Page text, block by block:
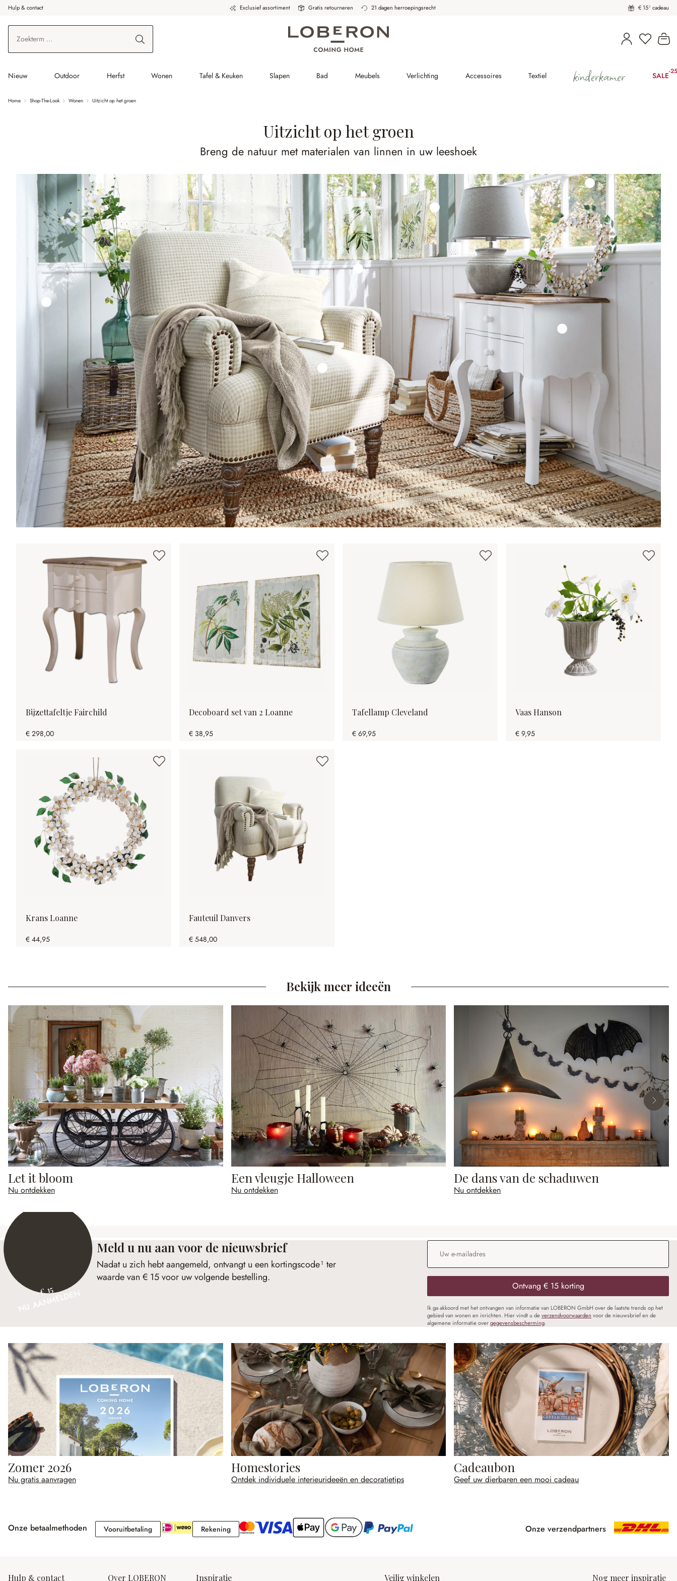
de hoofdinhoud
Ga naar zoeken
Ga naar de hoofdnavigatie
Hulp & contact Exclusief assortiment Gratis retourneren 21 dagen herroepingsrecht € 15¹ cadeau
U heeft
Nieuw Outdoor Herfst Wonen Tafel & Keuken Slapen Bad Meubels Verlichting Accessoires Textiel kinderkamer SALE-
Home Shop-The-Look Wonen Uitzicht op het groen
Uitzicht op het groen
Breng de natuur met materialen van linnen in uw leeshoek
Bijzettafeltje Fairchild
€ 298,00
Decoboard set van 2 Loanne
€ 38,95
Tafellamp Cleveland
€ 69,95
Vaas Hanson
€ 9,95
Krans Loanne
€ 44,95
Fauteuil Danvers
€ 548,00
Bekijk meer ideeën
Let it bloom
Nu ontdekken
Een vleugje Halloween
Nu ontdekken
De dans van de schaduwen
Nu ontdekken
€ 15
NU AANMELDEN
Meld u nu aan voor de nieuwsbrief
Nadat u zich hebt aangemeld, ontvangt u een kortingscode¹ ter
waarde van € 15 voor uw volgende bestelling.
E-mailadres*
Ontvang € 15 korting
Ik ga akkoord met het ontvangen van informatie van LOBERON GmbH over de laatste trends op het
gebied van wonen en inrichten. Hier vindt u deverzendvoorwaarden voor de nieuwsbrief en de
algemene informatie overgegevensbescherming.
Zomer 2026
Nu gratis aanvragen
Homestories
Ontdek individuele interieurideeën en decoratietips
Cadeaubon
Geef uw dierbaren een mooi cadeau
Onze betaalmethoden VooruitbetalingVooruitbetaling RekeningRekening Onze verzendpartners
Hulp & contact Over LOBERON Inspiratie Veilig winkelen Nog meer inspiratie